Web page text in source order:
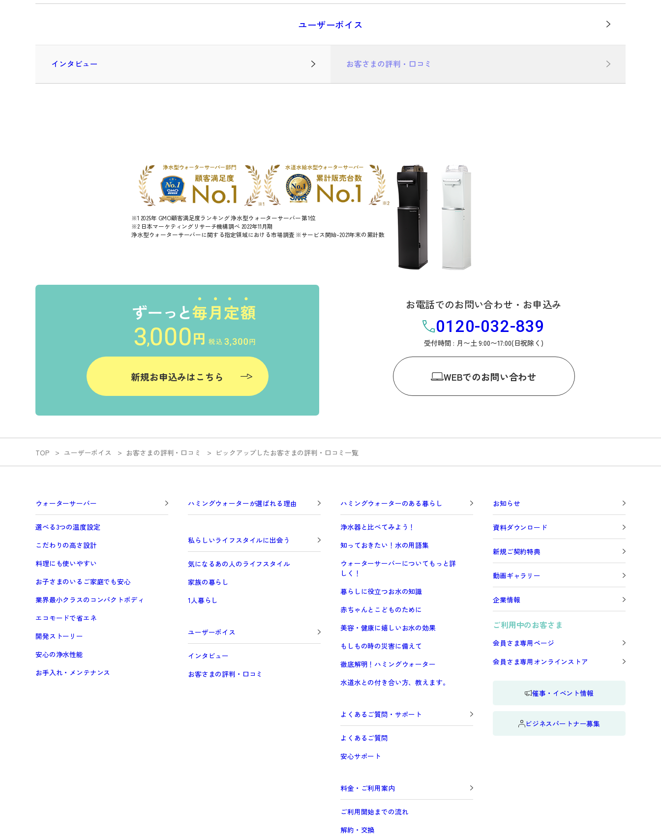
ユーザーボイス
インタビュー お客さまの評判・口コミ
※1 2025年 GMO顧客満足度ランキング 浄水型ウォーターサーバー 第1位
※2 日本マーケティングリサーチ機構調べ 2022年11月期
浄水型ウォーターサーバーに関する指定領域における市場調査 ※サービス開始-2021年末の累計数
新規お申込みはこちら
お電話でのお問い合わせ・お申込み
0120-032-839
受付時間 : 月〜土 9:00〜17:00(日祝除く)
WEBでのお問い合わせ
TOP ユーザーボイス お客さまの評判・口コミ ピックアップしたお客さまの評判・口コミ一覧
ウォーターサーバー
選べる3つの温度設定
こだわりの高さ設計
料理にも使いやすい
お子さまのいるご家庭でも安心
業界最小クラスのコンパクトボディ
エコモードで省エネ
開発ストーリー
安心の浄水性能
お手入れ・メンテナンス
ハミングウォーターが選ばれる理由
私らしいライフスタイルに出会う
気になるあの人のライフスタイル
家族の暮らし
1人暮らし
ユーザーボイス
インタビュー
お客さまの評判・口コミ
ハミングウォーターのある暮らし
浄水器と比べてみよう！
知っておきたい！水の用語集
ウォーターサーバーについてもっと詳
しく！
暮らしに役立つお水の知識
赤ちゃんとこどものために
美容・健康に嬉しいお水の効果
もしもの時の災害に備えて
徹底解明！ハミングウォーター
水道水との付き合い方、教えます。
よくあるご質問・サポート
よくあるご質問
安心サポート
料金・ご利用案内
ご利用開始までの流れ
解約・交換
お知らせ
資料ダウンロード
新規ご契約特典
動画ギャラリー
企業情報
ご利用中のお客さま
会員さま専用ページ
会員さま専用オンラインストア
催事・イベント情報
ビジネスパートナー募集